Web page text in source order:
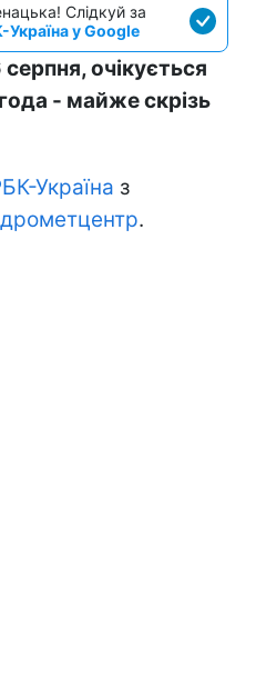
Слідкуй за
Україна у Google
серпня, очікується
- майже скрізь
Україна з
.